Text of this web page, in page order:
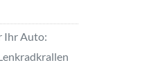
Ihr Auto: